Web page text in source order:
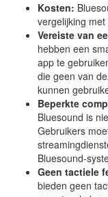
Kosten:
vergelijking
Vereiste van
hebben een
app te
die geen van
kunnen
Beperkte
Bluesound is
Gebruikers
Bluesound-
Geen tactiele
bieden geen